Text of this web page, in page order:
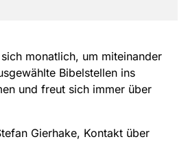
monatlich, um miteinander
Bibelstellen ins
und freut sich immer über
Gierhake, Kontakt über